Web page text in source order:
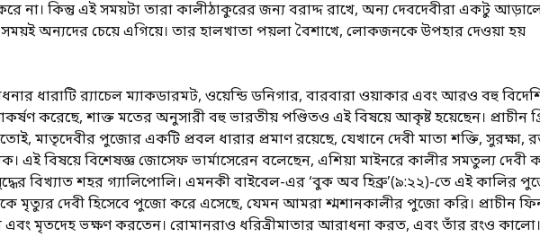
না। কিন্তু এই সময়টা তারা কালীঠাকুরের জন্য বরাদ্দ রাখে, অন্য দেবদেবীরা একটু
অন্যদের চেয়ে এগিয়ে। তার হালখাতা পয়লা বৈশাখে, লোকজনকে উপহার দেওয়া হয়
ধারাটি ‌র‌্যাচেল ম্যাকডারমট, ওয়েন্ডি ডনিগার, বারবারা ওয়াকার এবং আরও বহু
করেছে, শাক্ত মতের অনুসারী বহু ভারতীয় পণ্ডিতও এই বিষয়ে আকৃষ্ট হয়েছেন। প্রাচীন
মাতৃদেবীর পুজোর একটি প্রবল ধারার প্রমাণ রয়েছে, যেখানে দেবী মাতা শক্তি, সুরক্ষা,
এই বিষয়ে বিশেষজ্ঞ জোসেফ ভার্মাসেরেন বলেছেন, এশিয়া মাইনরে কালীর সমতুল্য দেবী
বিখ্যাত শহর গ্যালিপোলি। এমনকী বাইবেল-এর ‘বুক অব হিব্রু’(৯:২২)-তে এই কালির
মৃত্যুর দেবী হিসেবে পুজো করে এসেছে, যেমন আমরা শ্মশানকালীর পুজো করি। প্রাচীন
এবং মৃতদেহ ভক্ষণ করতেন। রোমানরাও ধরিত্রীমাতার আরাধনা করত, এবং তাঁর রংও